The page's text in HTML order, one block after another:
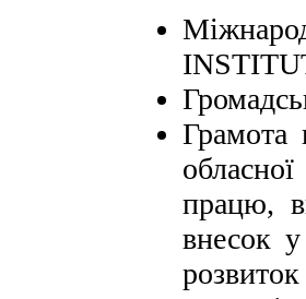
Грамота
працю,
внесок у